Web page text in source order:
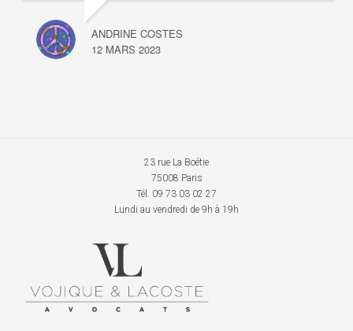
ANDRINE COSTES
12 MARS 2023
23 rue La Boétie
75008 Paris
Tél. 09 73 03 02 27
Lundi au vendredi de 9h à 19h